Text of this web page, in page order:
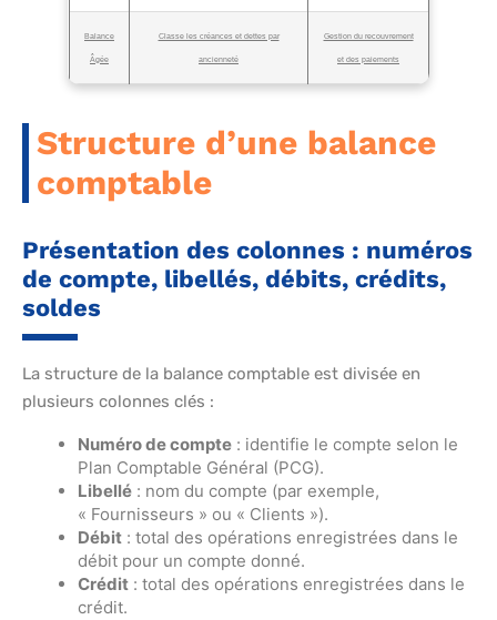
Balance
Âgée
Classe les créances et dettes par
ancienneté
Gestion du recouvrement
et des paiements
Structure d’une balance
comptable
Présentation des colonnes : numéros
de compte, libellés, débits, crédits,
soldes
La structure de la balance comptable est divisée en
plusieurs colonnes clés :
Numéro de compte : identifie le compte selon le
Plan Comptable Général (PCG).
Libellé : nom du compte (par exemple,
« Fournisseurs » ou « Clients »).
Débit : total des opérations enregistrées dans le
débit pour un compte donné.
Crédit : total des opérations enregistrées dans le
crédit.